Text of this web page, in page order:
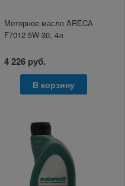
Моторное масло ARECA
F7012 5W-30, 4л
4 226 руб.
В корзину